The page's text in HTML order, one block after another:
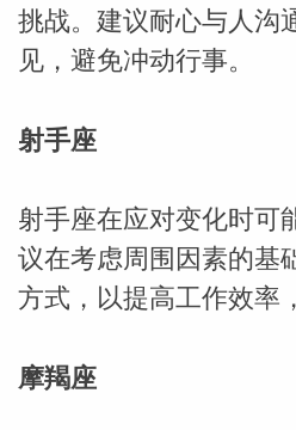
挑战。建议耐心与人沟
见，避免冲动行事。
射手座
射手座在应对变化时可
议在考虑周围因素的基
方式，以提高工作效率
摩羯座